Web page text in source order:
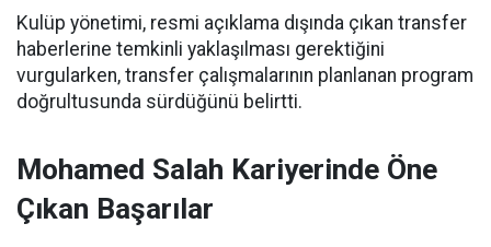
Kulüp yönetimi, resmi açıklama dışında çıkan transfer
haberlerine temkinli yaklaşılması gerektiğini
vurgularken, transfer çalışmalarının planlanan program
doğrultusunda sürdüğünü belirtti.
Mohamed Salah Kariyerinde Öne
Çıkan Başarılar